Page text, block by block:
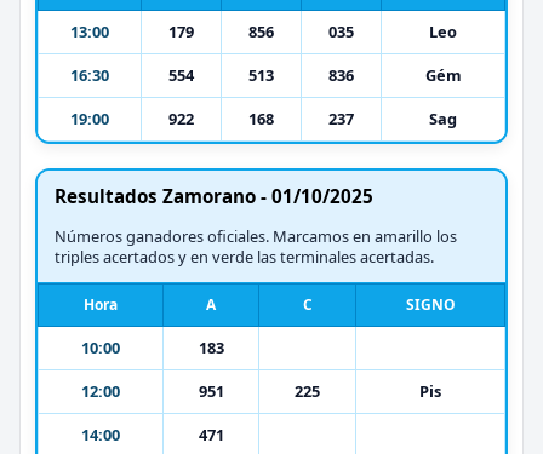
13:00 179 856 035
Leo
16:30
554 513 836
Gém
19:00
922 168 237 Sag
Resultados Zamorano - 01/10/2025
Números ganadores oficiales. Marcamos en amarillo los
triples acertados y en verde las terminales acertadas.
Hora A C SIGNO
10:00
183
12:00
951 225
Pis
14:00
471